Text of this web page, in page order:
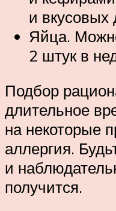
и вкусовых
Яйца.
2 штук в
Подбор
длительное
на некоторые
аллергия.
и
получится.